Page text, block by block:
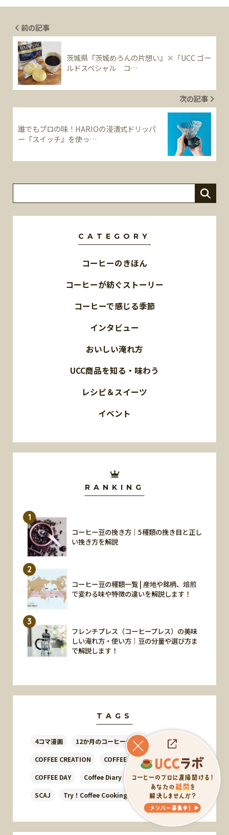
前の記事
茨城県『茨城めろんの片想い』×「UCC ゴー
ルドスペシャル コ…
次の記事
誰でもプロの味！HARIOの浸漬式ドリッパ
ー『スイッチ』を使っ…
CATEGORY
コーヒーのきほん
コーヒーが紡ぐストーリー
コーヒーで感じる季節
インタビュー
おいしい淹れ方
UCC商品を知る・味わう
レシピ＆スイーツ
イベント
RANKING
1
コーヒー豆の挽き方｜5種類の挽き目と正し
い挽き方を解説
2
コーヒー豆の種類一覧 | 産地や銘柄、焙煎
で変わる味や特徴の違いを解説します！
3
フレンチプレス（コーヒープレス）の美味
しい淹れ方・使い方｜豆の分量や選び方ま
で解説します！
TAGS
4コマ漫画 12か月のコーヒーゼリー
COFFEE CREATION COFFEE CREATOR’S FILE
COFFEE DAY Coffee Diary Foodwith
SCAJ Try！Coffee Cooking！ UCCハワイ